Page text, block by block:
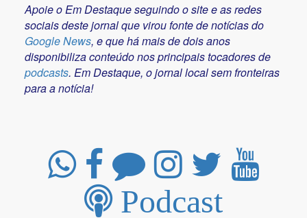
Apoie o Em Destaque seguindo o site e as redes
sociais deste jornal que virou fonte de notícias do
Google News, e que há mais de dois anos
disponibiliza conteúdo nos principais tocadores de
podcasts. Em Destaque, o jornal local sem fronteiras
para a notícia!
Podcast